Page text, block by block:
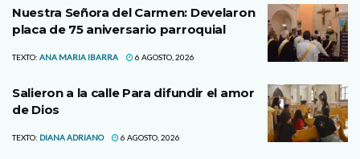
Nuestra Señora del Carmen: Develaron
placa de 75 aniversario parroquial
TEXTO: ANA MARIA IBARRA 6 AGOSTO, 2026
Salieron a la calle Para difundir el amor
de Dios
TEXTO: DIANA ADRIANO 6 AGOSTO, 2026